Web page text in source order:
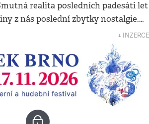
realita posledních padesáti let
z nás poslední zbytky nostalgie.…
↓ INZERCE